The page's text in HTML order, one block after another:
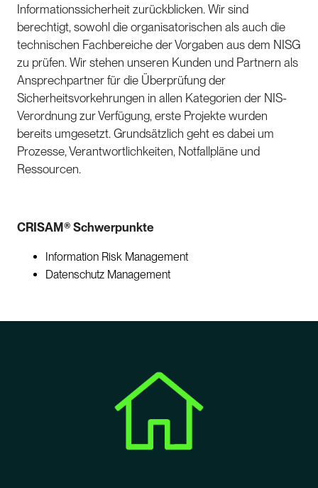
Informationssicherheit zurückblicken. Wir sind
berechtigt, sowohl die organisatorischen als auch die
technischen Fachbereiche der Vorgaben aus dem NISG
zu prüfen. Wir stehen unseren Kunden und Partnern als
Ansprechpartner für die Überprüfung der
Sicherheitsvorkehrungen in allen Kategorien der NIS-
Verordnung zur Verfügung, erste Projekte wurden
bereits umgesetzt. Grundsätzlich geht es dabei um
Prozesse, Verantwortlichkeiten, Notfallpläne und
Ressourcen.
CRISAM® Schwerpunkte
Information Risk Management
Datenschutz Management